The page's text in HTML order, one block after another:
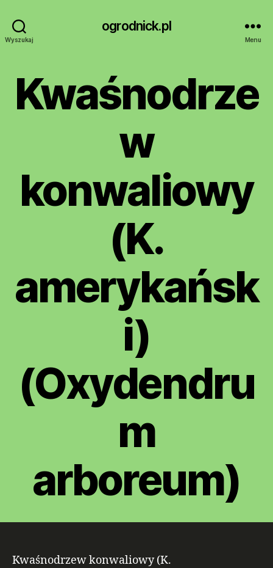
Wyszukaj
ogrodnick.pl
Menu
Kwaśnodrze
w
konwaliowy
(K.
amerykańsk
i)
(Oxydendru
m
arboreum)
Kwaśnodrzew konwaliowy (K.